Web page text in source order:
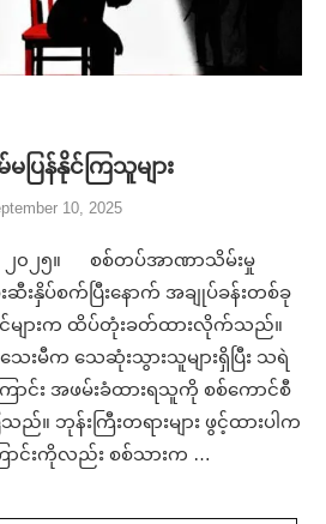
ပြန်နိုင်ကြသူများ
10, 2025
၂၀၂၅။ စစ်တပ်အာဏာသိမ်းမှု
းနှိပ်စက်ပြီးနောက် အချုပ်ခန်းတစ်ခု
များက ထိပ်တုံးခတ်ထားလိုက်သည်။
းမီက သေဆုံးသွားသူများရှိပြီး သရဲ
ောင်း အဖမ်းခံထားရသူကို စစ်ကောင်စီ
။ ဘုန်းကြီးတရားများ ဖွင့်ထားပါက
ောင်းကိုလည်း စစ်သားက …